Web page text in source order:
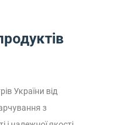
України від
з